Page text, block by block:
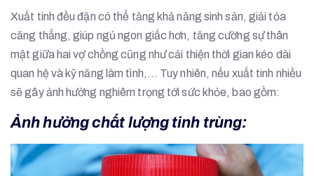
Xuất tinh đều đặn có thể tăng khả năng sinh sản, giải tỏa
căng thẳng, giúp ngủ ngon giấc hơn, tăng cường sự thân
mật giữa hai vợ chồng cũng như cải thiện thời gian kéo dài
quan hệ và kỹ năng làm tình,… Tuy nhiên, nếu xuất tinh nhiều
sẽ gây ảnh hưởng nghiêm trọng tới sức khỏe, bao gồm:
Ảnh hưởng chất lượng tinh trùng: